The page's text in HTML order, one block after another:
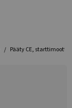
Pääty CE, starttimoottori